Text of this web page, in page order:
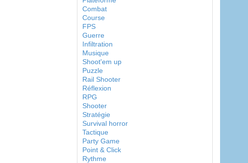
Combat
Course
FPS
Guerre
Infiltration
Musique
Shoot'em up
Puzzle
Rail Shooter
Réflexion
RPG
Shooter
Stratégie
Survival horror
Tactique
Party Game
Point & Click
Rythme